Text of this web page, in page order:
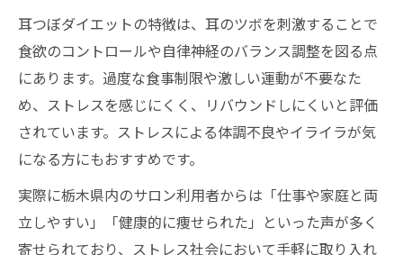
耳つぼダイエットの成功に必要なセルフケ
ア習慣
ストレス軽減に役立つ耳つぼダイエットの
コツ
自律神経に働きかける耳マッサージの効果
耳つぼダイエットと自律神経の深い関係性
耳マッサージでストレス緩和と健康を実感
自律神経を整える耳つぼセルフケアの方法
耳つぼダイエットの特徴は、耳のツボを刺激することで
食欲のコントロールや自律神経のバランス調整を図る点
にあります。過度な食事制限や激しい運動が不要なた
め、ストレスを感じにくく、リバウンドしにくいと評価
されています。ストレスによる体調不良やイライラが気
になる方にもおすすめです。
実際に栃木県内のサロン利用者からは「仕事や家庭と両
立しやすい」「健康的に痩せられた」といった声が多く
寄せられており、ストレス社会において手軽に取り入れ